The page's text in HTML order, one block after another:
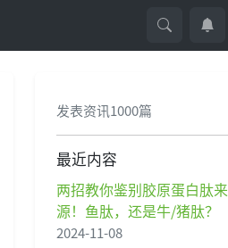
发表资讯1000篇
最近内容
两招教你鉴别胶原蛋白肽来
源！鱼肽，还是牛/猪肽？
2024-11-08